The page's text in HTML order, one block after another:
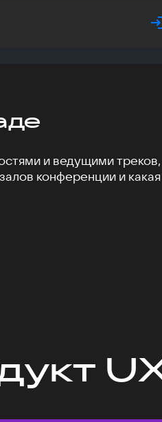
и ведущими
конференции и